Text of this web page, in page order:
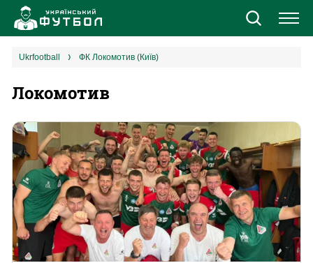
Новини
Єврокубки
УПЛ
1 ліга
2 ліга
ukrfootball ФК Локомотив (Київ)
Локомотив